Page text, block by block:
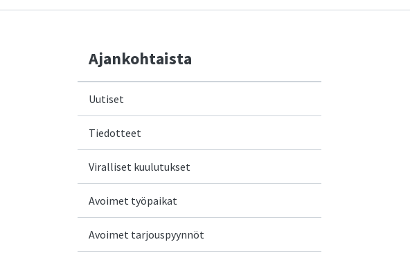
Ajankohtaista
Uutiset
Tiedotteet
Viralliset kuulutukset
Avoimet työpaikat
Avoimet tarjouspyynnöt